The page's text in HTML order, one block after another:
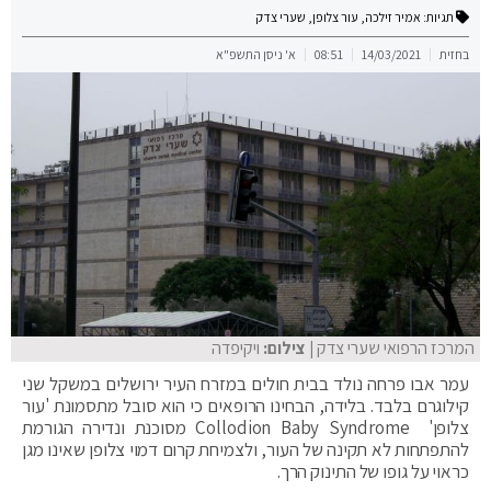
תגיות: אמיר זילכה, עור צלופן, שערי צדק
בחזית 14/03/2021
08:51 א' ניסן התשפ"א
המרכז הרפואי שערי צדק| צילום: ויקיפדה
עמר אבו פרחה נולד בבית חולים במזרח העיר ירושלים במשקל שני
קילוגרם בלבד. בלידה, הבחינו הרופאים כי הוא סובל מתסמונת 'עור
צלופן' Collodion Baby Syndrome מסוכנת ונדירה הגורמת
להתפתחות לא תקינה של העור, ולצמיחת קרום דמוי צלופן שאינו מגן
כראוי על גופו של התינוק הרך.